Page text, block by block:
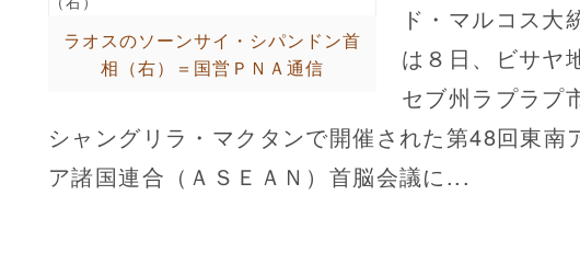
ラオスのソーンサイ・シパンドン首
相（右）＝国営ＰＮＡ通信
ド・マルコス大
は８日、ビサヤ
セブ州ラプラプ
シャングリラ・マクタンで開催された第48回東南
ア諸国連合（ＡＳＥＡＮ）首脳会議に...